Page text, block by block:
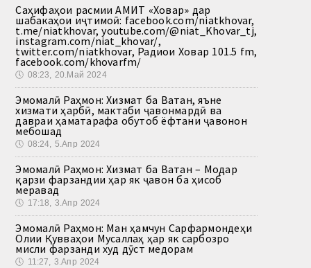
Саҳифаҳои расмии АМИТ «Ховар» дар
шабакаҳои иҷтимоӣ: facebook.com/niatkhovar,
t.me/niatkhovar, youtube.com/@niat_Khovar_tj,
instagram.com/niat_khovar/,
twitter.com/niatkhovar, Радиои Ховар 101.5 fm,
facebook.com/khovarfm/
🕔 08:23, 20.Май 2024
Эмомалӣ Раҳмон: Хизмат ба Ватан, яъне
хизмати ҳарбӣ, мактаби ҷавонмардӣ ва
давраи ҳаматарафа обутоб ёфтани ҷавонон
мебошад
🕔 08:24, 5.Апр 2024
Эмомалӣ Раҳмон: Хизмат ба Ватан – Модар
қарзи фарзандии ҳар як ҷавон ба ҳисоб
меравад
🕔 17:18, 3.Апр 2024
Эмомалӣ Раҳмон: Ман ҳамчун Сарфармондеҳи
Олии Қувваҳои Мусаллаҳ ҳар як сарбозро
мисли фарзанди худ дӯст медорам
🕔 11:27, 3.Апр 2024